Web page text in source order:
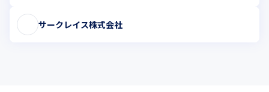
サークレイス株式会社